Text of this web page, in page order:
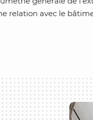
relation avec le